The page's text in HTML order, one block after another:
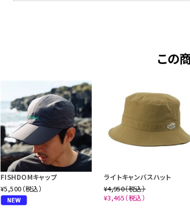
この
FISHDOMキャップ
¥5,500（税込）
ライトキャンバスハット
¥4,950（税込）
¥3,465（税込）